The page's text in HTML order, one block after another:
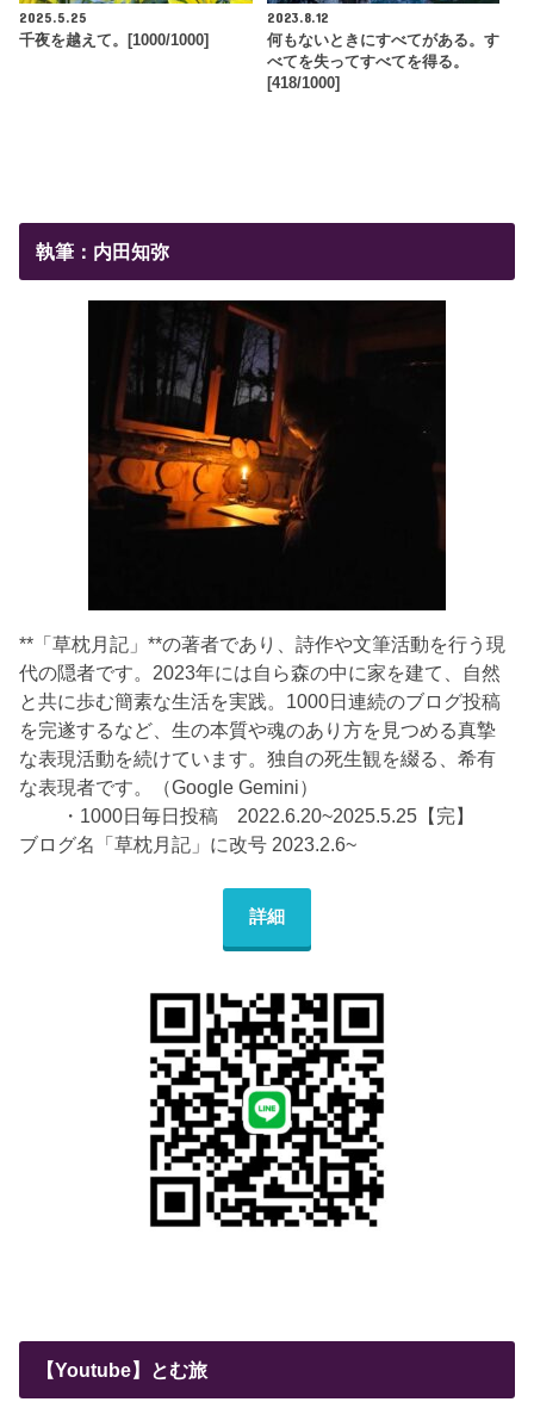
2025.5.25
千夜を越えて。[1000/1000]
2023.8.12
何もないときにすべてがある。す
べてを失ってすべてを得る。
[418/1000]
執筆：内田知弥
**「草枕月記」**の著者であり、詩作や文筆活動を行う現
代の隠者です。2023年には自ら森の中に家を建て、自然
と共に歩む簡素な生活を実践。1000日連続のブログ投稿
を完遂するなど、生の本質や魂のあり方を見つめる真摯
な表現活動を続けています。独自の死生観を綴る、希有
な表現者です。（Google Gemini）
・1000日毎日投稿 2022.6.20~2025.5.25【完】
ブログ名「草枕月記」に改号 2023.2.6~
詳細
【Youtube】とむ旅